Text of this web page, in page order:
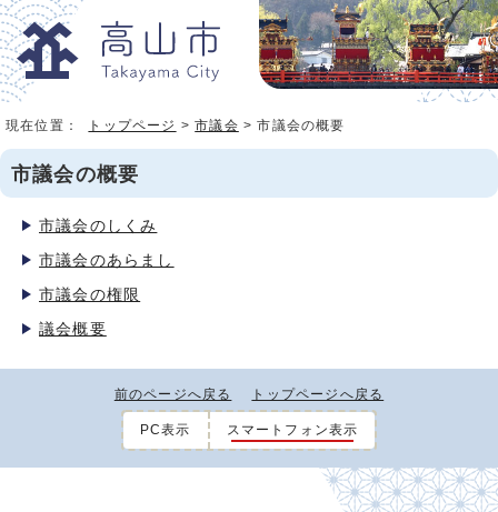
現在位置： トップページ >市議会 > 市議会の概要
市議会の概要
市議会のしくみ
市議会のあらまし
市議会の権限
議会概要
前のページへ戻る トップページへ戻る
PC表示 スマートフォン表示